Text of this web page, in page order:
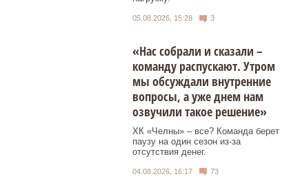
05.08.2026, 15:28 3
«Нас собрали и сказали –
команду распускают. Утром
мы обсуждали внутренние
вопросы, а уже днем нам
озвучили такое решение»
ХК «Челны» – все? Команда берет
паузу на один сезон из-за
отсутствия денег.
04.08.2026, 16:17 73